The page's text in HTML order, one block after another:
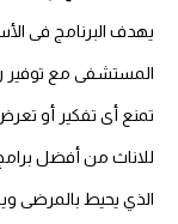
يهدف البرنامج فى
المستشفى مع توفير
تمنع أى تفكير أو تعرض
للاناث من أفضل برامج
الذي يحيط بالمرضى